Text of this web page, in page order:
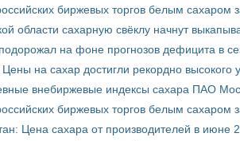
биржевых торгов белым сахаром
области сахарную свёклу начнут
на фоне прогнозов дефицита в
на сахар достигли рекордно высокого
внебиржевые индексы сахара ПАО
биржевых торгов белым сахаром
Цена сахара от производителей в июне